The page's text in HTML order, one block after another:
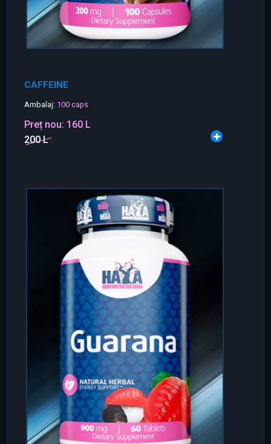
CAFFEINE
Ambalaj: 100 caps
Preț nou: 160 L
200 L